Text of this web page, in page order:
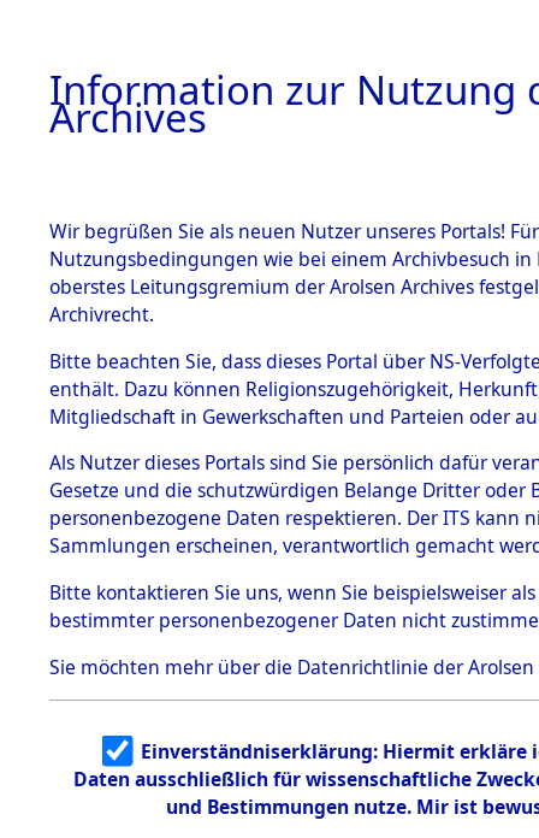
BESTÄNDE
1.
mente
5. Verschiedenes
5.3
Todesmärsche
5.3.1 Alliierte
Erhebungen
zu
Todesmärsch
en
5.3.2
Identifizierun
g
5.3.3
Todesmärsch
Listen
0000
Information zur Nutzung
Archives
Wir begrüßen Sie als neuen Nutzer unseres Portals!
Nutzungsbedingungen wie bei einem Archivbesuch
oberstes Leitungsgremium der Arolsen Archives
Archivrecht.
Bitte beachten Sie, dass dieses Portal über NS-
enthält. Dazu können Religionszugehörigkeit,
Mitgliedschaft in Gewerkschaften und Parteien oder
Als Nutzer dieses Portals sind Sie persönlich dafür
Gesetze und die schutzwürdigen Belange Dritter
personenbezogene Daten respektieren. Der ITS
Sammlungen erscheinen, verantwortlich gemacht
Bitte kontaktieren Sie uns, wenn Sie beispielsweiser
bestimmter personenbezogener Daten nicht
Sie möchten mehr über die Datenrichtlinie der Arolsen
Einverständniserklärung: Hiermit erkläre
Daten ausschließlich für wissenschaftliche
und Bestimmungen nutze. Mir ist